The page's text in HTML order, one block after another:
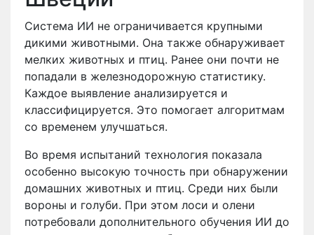
Система ИИ не ограничивается крупными
дикими животными. Она также обнаруживает
мелких животных и птиц. Ранее они почти не
попадали в железнодорожную статистику.
Каждое выявление анализируется и
классифицируется. Это помогает алгоритмам
со временем улучшаться.
Во время испытаний технология показала
особенно высокую точность при обнаружении
домашних животных и птиц. Среди них были
вороны и голуби. При этом лоси и олени
потребовали дополнительного обучения ИИ до